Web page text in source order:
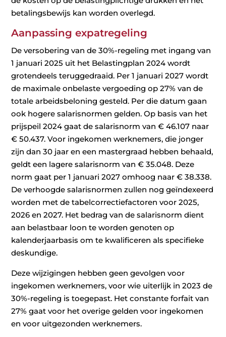
betalingsbewijs kan worden overlegd.
Aanpassing expatregeling
De versobering van de 30%-regeling met ingang van
1 januari 2025 uit het Belastingplan 2024 wordt
grotendeels teruggedraaid. Per 1 januari 2027 wordt
de maximale onbelaste vergoeding op 27% van de
totale arbeidsbeloning gesteld. Per die datum gaan
ook hogere salarisnormen gelden. Op basis van het
prijspeil 2024 gaat de salarisnorm van € 46.107 naar
€ 50.437. Voor ingekomen werknemers, die jonger
zijn dan 30 jaar en een mastergraad hebben behaald,
geldt een lagere salarisnorm van € 35.048. Deze
norm gaat per 1 januari 2027 omhoog naar € 38.338.
De verhoogde salarisnormen zullen nog geïndexeerd
worden met de tabelcorrectiefactoren voor 2025,
2026 en 2027. Het bedrag van de salarisnorm dient
aan belastbaar loon te worden genoten op
kalenderjaarbasis om te kwalificeren als specifieke
deskundige.
Deze wijzigingen hebben geen gevolgen voor
ingekomen werknemers, voor wie uiterlijk in 2023 de
30%-regeling is toegepast. Het constante forfait van
27% gaat voor het overige gelden voor ingekomen
en voor uitgezonden werknemers.